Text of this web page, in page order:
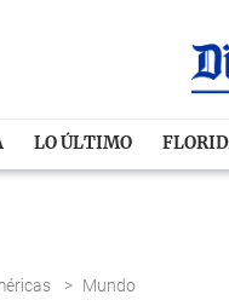
LO ÚLTIMO
> Mundo